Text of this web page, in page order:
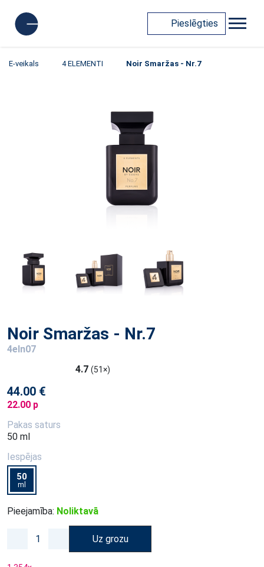
Pieslēgties
E-veikals 4 ELEMENTI Noir Smaržas - Nr.7
Noir Smaržas - Nr.7
4eln07
4.7 (51×)
44.00 €
22.00 p
Pakas saturs
50 ml
Iespējas
50
ml
Pieejamība: Noliktavā
Uz grozu